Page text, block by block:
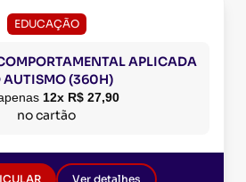
EDUCAÇÃO
APLICADA
AUTISMO (360H)
12x R$ 27,90
no cartão
Ver detalhes